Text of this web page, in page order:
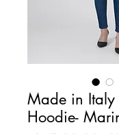
Made in Italy
Hoodie-